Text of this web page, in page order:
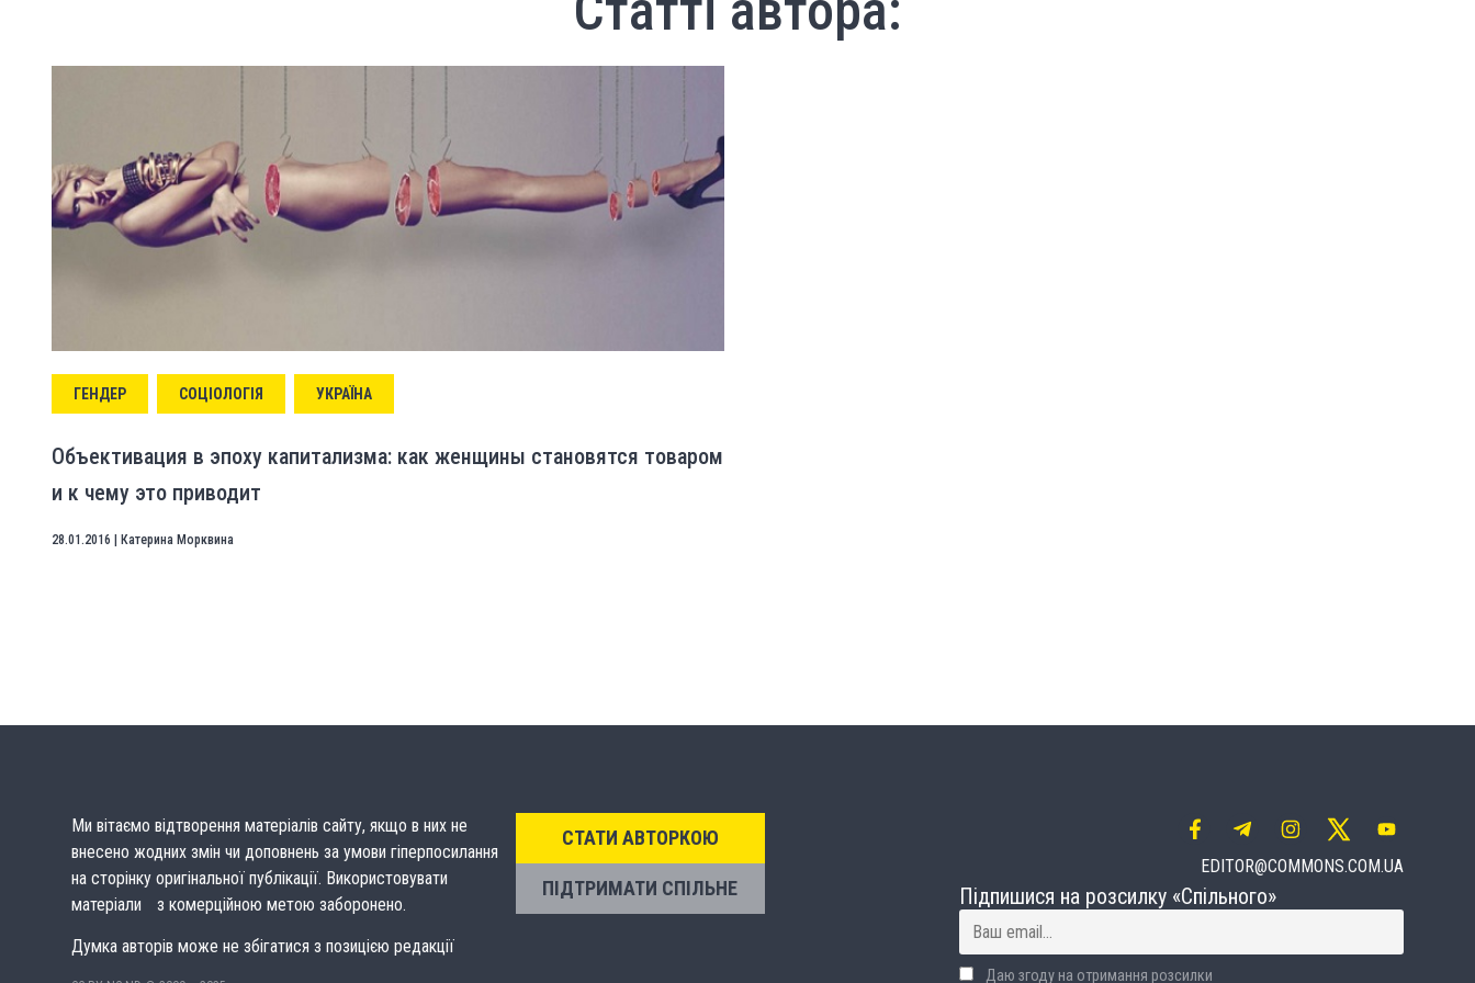
ГЕНДЕР СОЦІОЛОГІЯ УКРАЇНА
Объективация в эпоху капитализма: как женщины становятся товаром
и к чему это приводит
28.01.2016 Катерина Морквина
Ми вітаємо відтворення матеріалів сайту, якщо в них не
внесено жодних змін чи доповнень за умови гіперпосилання
на сторінку оригінальної публікації. Використовувати
матеріали з комерційною метою заборонено.
Думка авторів може не збігатися з позицією редакції
СТАТИ АВТОРКОЮ
ПІДТРИМАТИ СПІЛЬНЕ
EDITOR@COMMONS.COM.UA
Підпишися на розсилку «Спільного»
Даю згоду на отримання розсилки